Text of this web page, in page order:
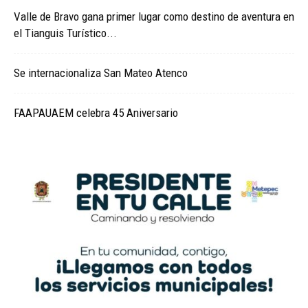
Valle de Bravo gana primer lugar como destino de aventura en
el Tianguis Turístico...
Se internacionaliza San Mateo Atenco
FAAPAUAEM celebra 45 Aniversario